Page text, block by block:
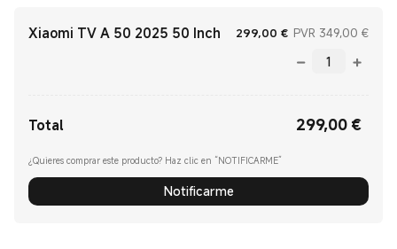
Xiaomi TV A 50 2025 50 Inch 299,00 €Current Price
PVR 349,00 €
Total 299,00 €
¿Quieres comprar este producto? Haz clic en “NOTIFICARME”
Notificarme